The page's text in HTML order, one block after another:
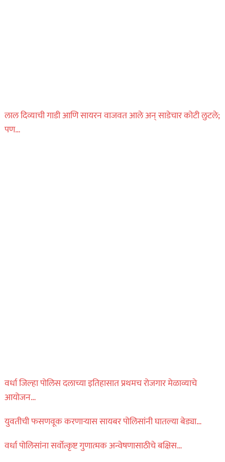
लाल दिव्याची गाडी आणि सायरन वाजवत आले अन् साडेचार कोटी लुटले;
पण…
वर्धा जिल्हा पोलिस दलाच्या इतिहासात प्रथमच रोजगार मेळाव्याचे
आयोजन…
युवतीची फसणवूक करणाऱ्यास सायबर पोलिसांनी घातल्या बेड्या…
वर्धा पोलिसांना सर्वोत्कृष्ट गुणात्मक अन्वेषणासाठीचे बक्षिस…